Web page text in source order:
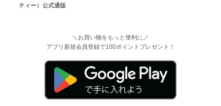
＼お買い物をもっと便利に／
アプリ新規会員登録で100ポイントプレゼント！